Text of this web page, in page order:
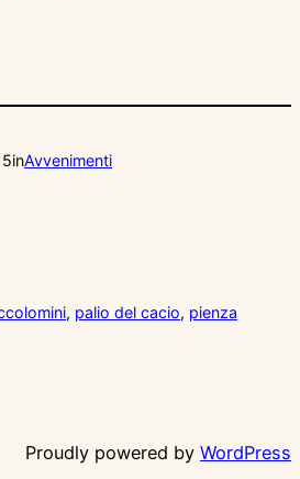
inAvvenimenti
, palio del cacio, pienza
Proudly powered by WordPress